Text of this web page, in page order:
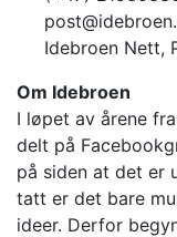
Idebroen Nett,
Om Idebroen
I løpet av årene
delt på
på siden at det er
tatt er det bare
ideer. Derfor